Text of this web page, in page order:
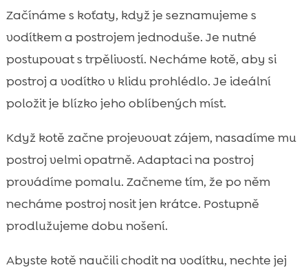
Začínáme s koťaty, když je seznamujeme s
vodítkem a postrojem jednoduše. Je nutné
postupovat s trpělivostí. Necháme kotě, aby si
postroj a vodítko v klidu prohlédlo. Je ideální
položit je blízko jeho oblíbených míst.
Když kotě začne projevovat zájem, nasadíme mu
postroj velmi opatrně. Adaptaci na postroj
provádíme pomalu. Začneme tím, že po něm
necháme postroj nosit jen krátce. Postupně
prodlužujeme dobu nošení.
Abyste kotě naučili chodit na vodítku, nechte jej